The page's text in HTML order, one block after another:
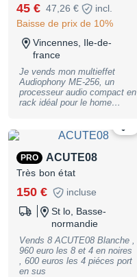
45 € 47,26 €
incl.
Baisse de prix de 10%
Vincennes, Ile-de-
france
Je vends mon multieffet
Audiophony ME-256, un
processeur audio compact en
rack idéal pour le home
- Marque : Audiophony -
Connectique : Entrées et
sorties RCA et Jack Bon état
N'hésitez pas à me contacter
si vous avez des questions !
En livraison ou à récupérer
en main propre sur
Vincennes.
PRO ACUTE08
Très bon état
150 €
incluse
St lo, Basse-
normandie
Vends 8 ACUTE08 Blanche ,
960 euro les 8 et 4 en noires
, 600 euros les 4 piéces port
en sus